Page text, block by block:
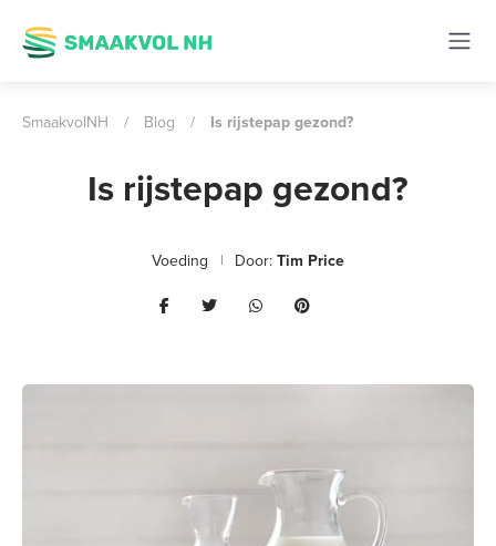
SmaakvolNH / Blog / Is rijstepap gezond?
Is rijstepap gezond?
Voeding Door: Tim Price